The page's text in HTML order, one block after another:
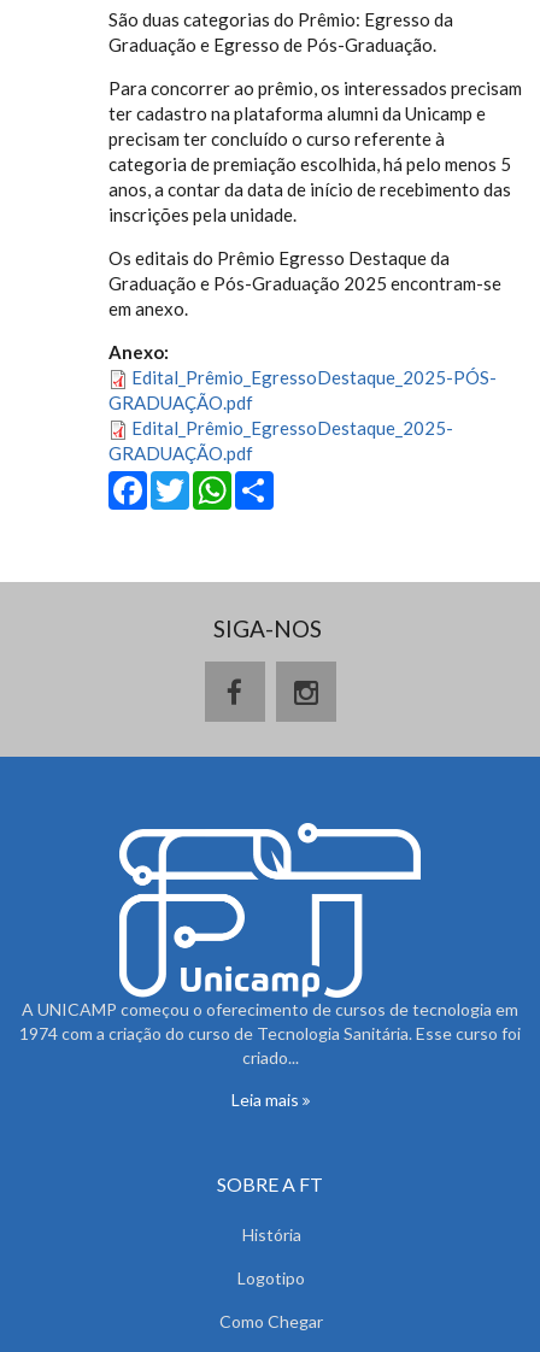
São duas categorias do Prêmio: Egresso da
Graduação e Egresso de Pós-Graduação.
Para concorrer ao prêmio, os interessados precisam
ter cadastro na plataforma alumni da Unicamp e
precisam ter concluído o curso referente à
categoria de premiação escolhida, há pelo menos 5
anos, a contar da data de início de recebimento das
inscrições pela unidade.
Os editais do Prêmio Egresso Destaque da
Graduação e Pós-Graduação 2025 encontram-se
em anexo.
Anexo:
Edital_Prêmio_EgressoDestaque_2025-PÓS-
GRADUAÇÃO.pdf
Edital_Prêmio_EgressoDestaque_2025-
GRADUAÇÃO.pdf
Facebook
Twitter
WhatsApp
SIGA-NOS
A UNICAMP começou o oferecimento de cursos de tecnologia em
1974 com a criação do curso de Tecnologia Sanitária. Esse curso foi
criado...
Leia mais
SOBRE A FT
História
Logotipo
Como Chegar